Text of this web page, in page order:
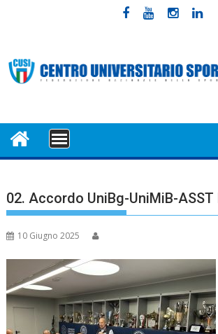
MENU
02. Accordo UniBg-UniMiB-ASST
10 Giugno 2025